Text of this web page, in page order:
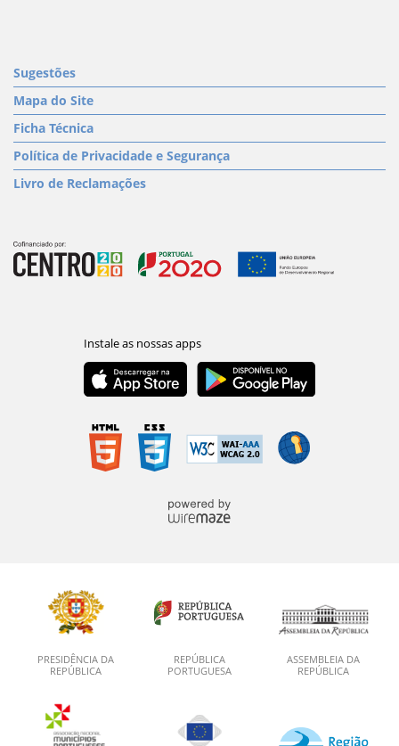
Sugestões
Mapa do Site
Ficha Técnica
Política de Privacidade e Segurança
Livro de Reclamações
PRESIDÊNCIA DA
REPÚBLICA
REPÚBLICA
PORTUGUESA
ASSEMBLEIA DA
REPÚBLICA